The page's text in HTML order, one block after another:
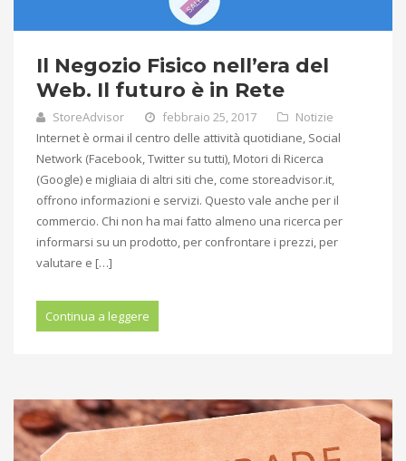
Il Negozio Fisico nell’era del
Web. Il futuro è in Rete
StoreAdvisor febbraio 25, 2017
Notizie
Internet è ormai il centro delle attività quotidiane, Social
Network (Facebook, Twitter su tutti), Motori di Ricerca
(Google) e migliaia di altri siti che, come storeadvisor.it,
offrono informazioni e servizi. Questo vale anche per il
commercio. Chi non ha mai fatto almeno una ricerca per
informarsi su un prodotto, per confrontare i prezzi, per
valutare e […]
Continua a leggere